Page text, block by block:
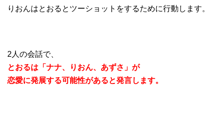
りおんはとおるとツーショットをするために行動します。
2人の会話で、
とおるは「ナナ、りおん、あずさ」が
恋愛に発展する可能性があると発言します。